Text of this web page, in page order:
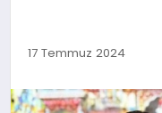
BESLENME
17 Temmuz 2024